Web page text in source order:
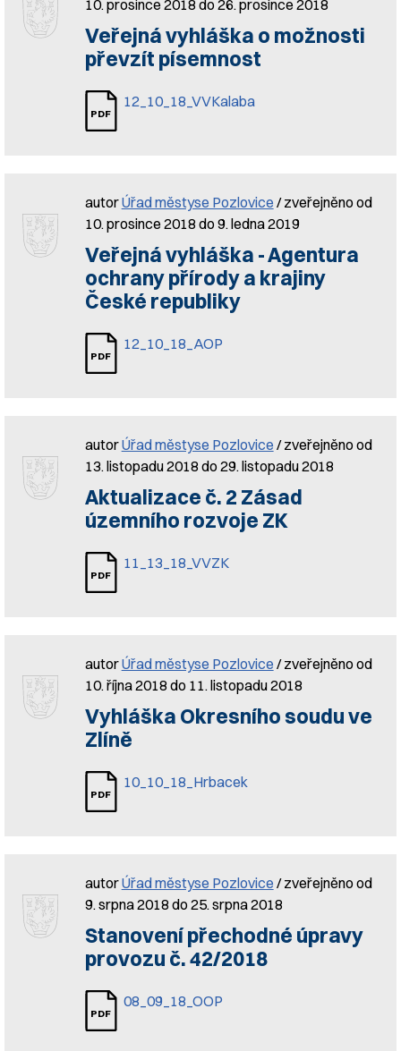
10. prosince 2018 do 26. prosince 2018
Veřejná vyhláška o možnosti
převzít písemnost
12_10_18_VVKalaba
autorÚřad městyse Pozlovice / zveřejněno od
10. prosince 2018 do 9. ledna 2019
Veřejná vyhláška - Agentura
ochrany přírody a krajiny
České republiky
12_10_18_AOP
autorÚřad městyse Pozlovice / zveřejněno od
13. listopadu 2018 do 29. listopadu 2018
Aktualizace č. 2 Zásad
územního rozvoje ZK
11_13_18_VVZK
autorÚřad městyse Pozlovice / zveřejněno od
10. října 2018 do 11. listopadu 2018
Vyhláška Okresního soudu ve
Zlíně
10_10_18_Hrbacek
autorÚřad městyse Pozlovice / zveřejněno od
9. srpna 2018 do 25. srpna 2018
Stanovení přechodné úpravy
provozu č. 42/2018
08_09_18_OOP